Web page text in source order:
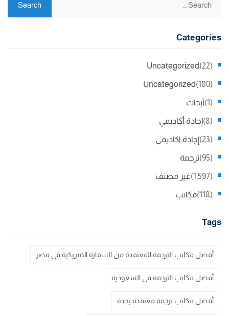
Categories
Uncategorized (22)
Uncategorized (180)
أبحاث (1)
إجادة أكاديمي (8)
إجادة اكاديمي (23)
ترجمة (95)
غير مصنف (1,597)
مكاتب (118)
Tags
أفضل مكاتب الترجمة المعتمدة من السفارة الامريكية في مصر
أفضل مكاتب الترجمة في السعودية
أفضل مكاتب ترجمة معتمدة بجدة